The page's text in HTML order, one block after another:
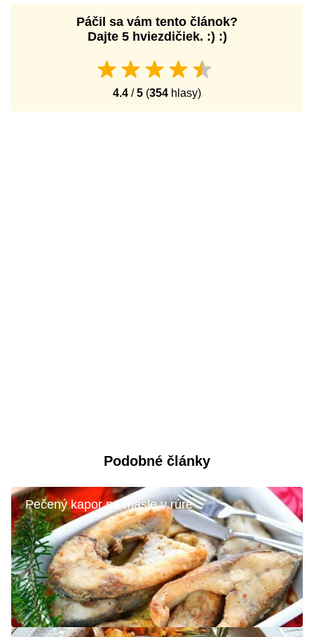
Páčil sa vám tento článok?
Dajte 5 hviezdičiek. :) :)
4.4 /5 (354 hlasy)
Podobné články
Pečený kapor na masle v rúre